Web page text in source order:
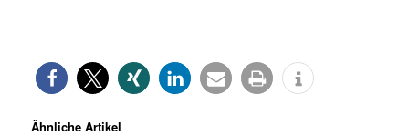
Ähnliche Artikel